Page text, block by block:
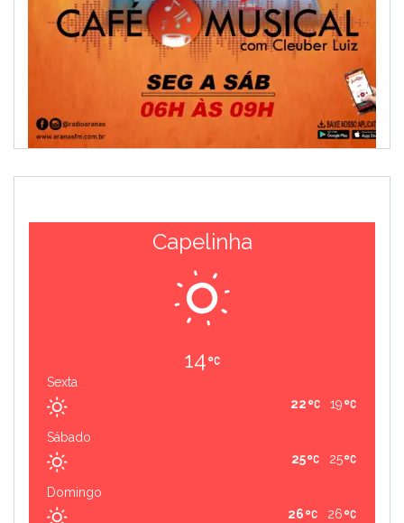
Capelinha
14
Sexta
19
22
Sábado
25
25
Domingo
26
26